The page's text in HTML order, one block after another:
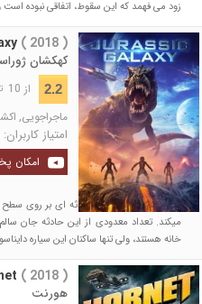
زود می فهمد که این سقوط، اتفاقی نبوده است
( 2018 )
کهکشان
2.2 از 10
ماجراجویی,
امتیاز کاربران:
امکان
فضاپیمای گالیله در اثر حادثه ای بر روی
میکند. تعداد معدودی از این حادثه جان
خانه هستند، ولی تنها ساکنان این سیاره
( 2018 )
هورنت